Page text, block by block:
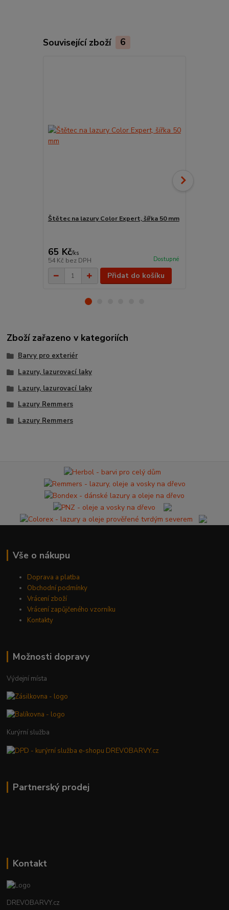
Související zboží 6
Štětec na lazury Color Expert, šířka 50 mm
65 Kč/ks
54 Kč bez DPH Dostupné
Přidat do košíku
Zboží zařazeno v kategoriích
Barvy pro exteriér
Lazury, lazurovací laky
Lazury, lazurovací laky
Lazury Remmers
Lazury Remmers
Vše o nákupu
Doprava a platba
Obchodní podmínky
Vrácení zboží
Vrácení zapůjčeného vzorníku
Kontakty
Možnosti dopravy
Výdejní místa
Kurýrní služba
Partnerský prodej
Kontakt
DREVOBARVY.cz